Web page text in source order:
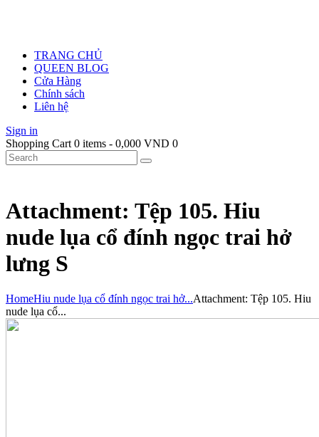
TRANG CHỦ
QUEEN BLOG
Cửa Hàng
Chính sách
Liên hệ
Sign in
Shopping Cart 0 items - 0,000 VND 0
Attachment: Tệp 105. Hiu
nude lụa cổ đính ngọc trai hở
lưng S
HomeHiu nude lụa cổ đính ngọc trai hở...Attachment: Tệp 105. Hiu
nude lụa cổ...